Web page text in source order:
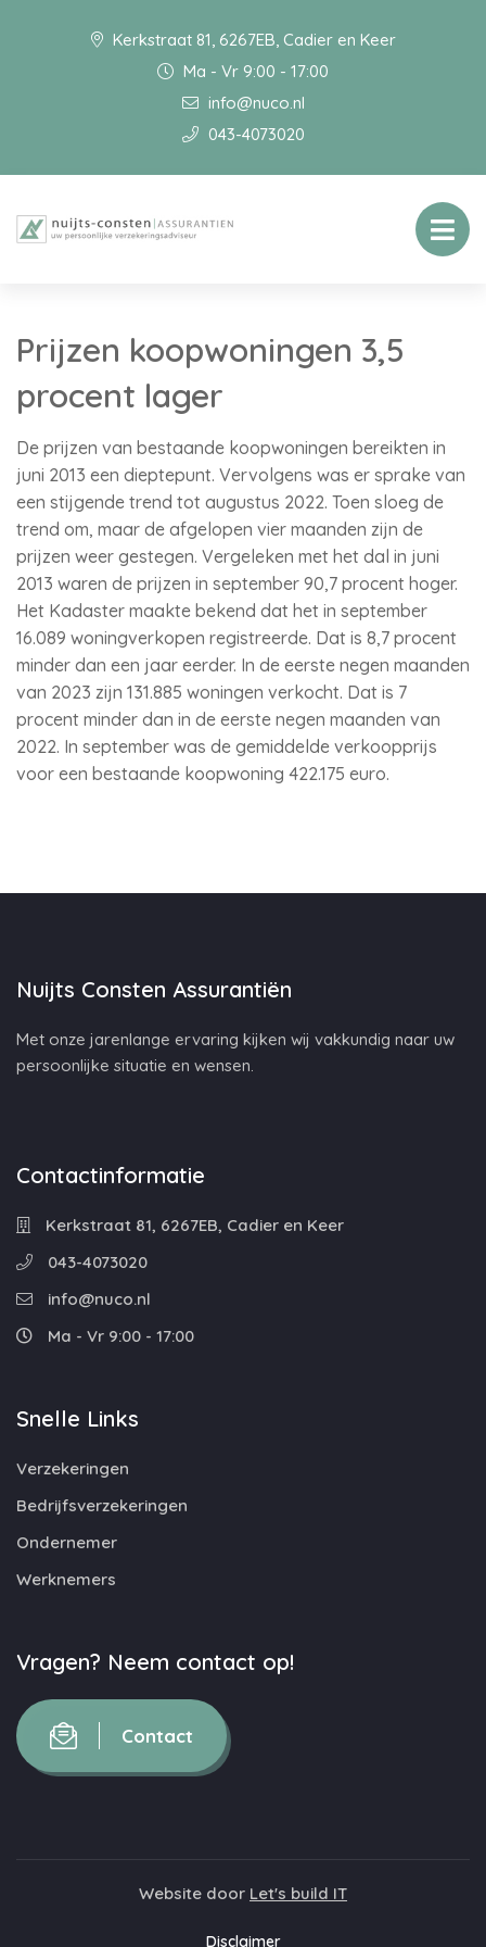
Kerkstraat 81, 6267EB, Cadier en Keer
Ma - Vr 9:00 - 17:00
info@nuco.nl
043-4073020
Prijzen koopwoningen 3,5
procent lager
De prijzen van bestaande koopwoningen bereikten in
juni 2013 een dieptepunt. Vervolgens was er sprake van
een stijgende trend tot augustus 2022. Toen sloeg de
trend om, maar de afgelopen vier maanden zijn de
prijzen weer gestegen. Vergeleken met het dal in juni
2013 waren de prijzen in september 90,7 procent hoger.
Het Kadaster maakte bekend dat het in september
16.089 woningverkopen registreerde. Dat is 8,7 procent
minder dan een jaar eerder. In de eerste negen maanden
van 2023 zijn 131.885 woningen verkocht. Dat is 7
procent minder dan in de eerste negen maanden van
2022. In september was de gemiddelde verkoopprijs
voor een bestaande koopwoning 422.175 euro.
Nuijts Consten Assurantiën
Met onze jarenlange ervaring kijken wij vakkundig naar uw
persoonlijke situatie en wensen.
Contactinformatie
Kerkstraat 81, 6267EB, Cadier en Keer
043-4073020
info@nuco.nl
Ma - Vr 9:00 - 17:00
Snelle Links
Verzekeringen
Bedrijfsverzekeringen
Ondernemer
Werknemers
Vragen? Neem contact op!
Contact
Website door Let's build IT
Disclaimer